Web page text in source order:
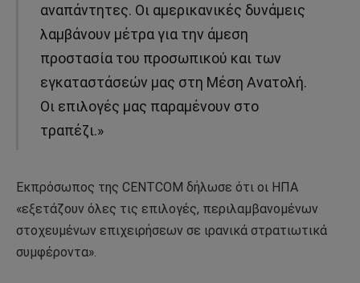
αναπάντητες. Οι αμερικανικές δυνάμεις
λαμβάνουν μέτρα για την άμεση
προστασία του προσωπικού και των
εγκαταστάσεών μας στη Μέση Ανατολή.
Οι επιλογές μας παραμένουν στο
τραπέζι.»
Εκπρόσωπος της CENTCOM δήλωσε ότι οι ΗΠΑ
«εξετάζουν όλες τις επιλογές, περιλαμβανομένων
στοχευμένων επιχειρήσεων σε ιρανικά στρατιωτικά
συμφέροντα».